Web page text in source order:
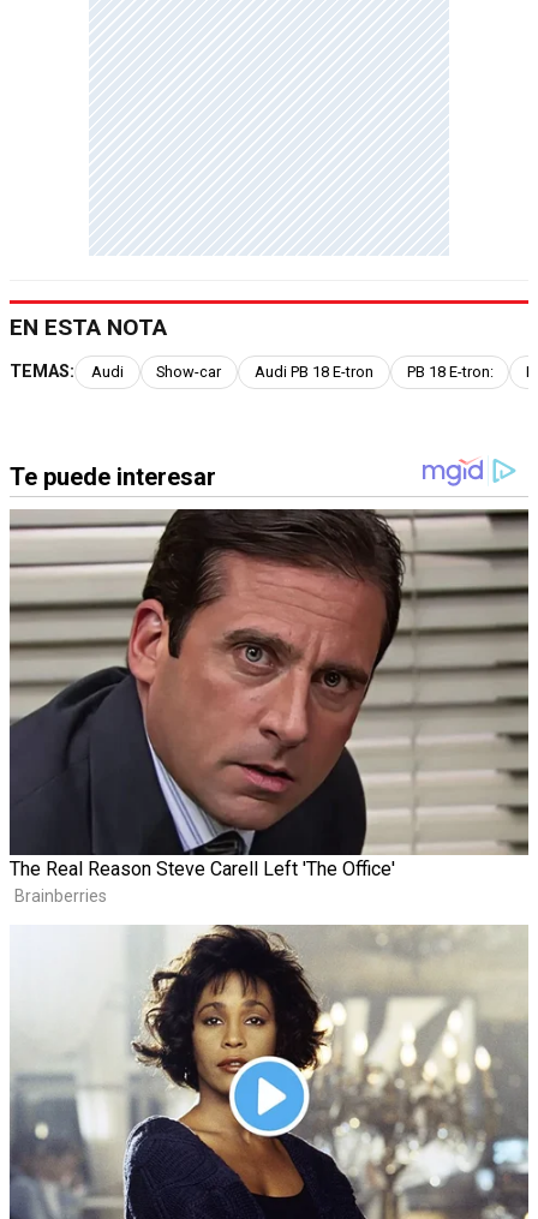
EN ESTA NOTA
TEMAS: Audi Show-car Audi PB 18 E-tron PB 18 E-tron: